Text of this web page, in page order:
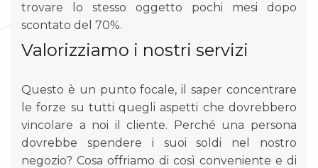
trovare lo stesso oggetto pochi mesi dopo
scontato del 70%.
Valorizziamo i nostri servizi
Questo è un punto focale, il saper concentrare
le forze su tutti quegli aspetti che dovrebbero
vincolare a noi il cliente. Perché una persona
dovrebbe spendere i suoi soldi nel nostro
negozio? Cosa offriamo di così conveniente e di